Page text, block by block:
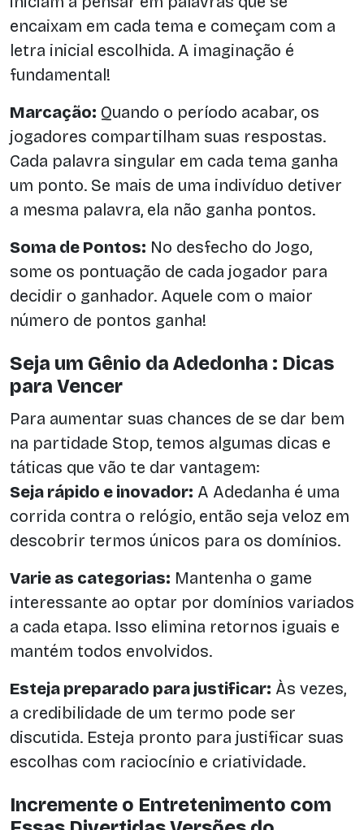
encaixam em cada tema e começam com a
letra inicial escolhida. A imaginação é
fundamental!
Marcação: Quando o período acabar, os
jogadores compartilham suas respostas.
Cada palavra singular em cada tema ganha
um ponto. Se mais de uma indivíduo detiver
a mesma palavra, ela não ganha pontos.
Soma de Pontos: No desfecho do Jogo,
some os pontuação de cada jogador para
decidir o ganhador. Aquele com o maior
número de pontos ganha!
Seja um Gênio da Adedonha : Dicas
para Vencer
Para aumentar suas chances de se dar bem
na partidade Stop, temos algumas dicas e
táticas que vão te dar vantagem:
Seja rápido e inovador: A Adedanha é uma
corrida contra o relógio, então seja veloz em
descobrir termos únicos para os domínios.
Varie as categorias: Mantenha o game
interessante ao optar por domínios variados
a cada etapa. Isso elimina retornos iguais e
mantém todos envolvidos.
Esteja preparado para justificar: Às vezes,
a credibilidade de um termo pode ser
discutida. Esteja pronto para justificar suas
escolhas com raciocínio e criatividade.
Incremente o Entretenimento com